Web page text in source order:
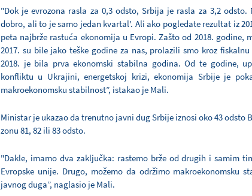
"Dok je evrozona rasla za 0,3 odsto, Srbija je rasla za 3,2 odsto.
dobro, ali to je samo jedan kvartal'. Ali ako pogledate rezultat iz
peta najbrže rastuća ekonomija u Evropi. Zašto od 2018. godine,
2017. su bile jako teške godine za nas, prolazili smo kroz
2018. je bila prva ekonomski stabilna godina. Od te godine,
konfliktu u Ukrajini, energetskoj krizi, ekonomija Srbije je
makroekonomsku stabilnost”, istakao je Mali.
Ministar je ukazao da trenutno javni dug Srbije iznosi oko 43 odsto
zonu 81, 82 ili 83 odsto.
"Dakle, imamo dva zaključka: rastemo brže od drugih i samim
Evropske unije. Drugo, možemo da održimo makroekonomsku
javnog duga”, naglasio je Mali.